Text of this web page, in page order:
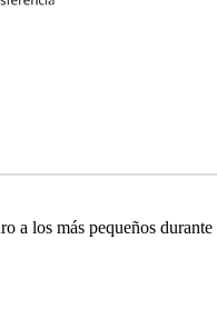
a los más pequeños durante